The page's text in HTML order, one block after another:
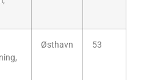
Østhavn 53